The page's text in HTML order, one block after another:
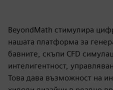
BeyondMath стимулира
нашата платформа за
бавните, скъпи CFD
интелигентност,
Това дава възможност на